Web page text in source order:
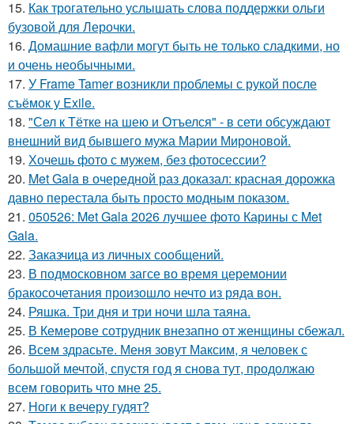
15. Как трогательно услышать слова поддержки ольги
бузовой для Лерочки.
16. Домашние вафли могут быть не только сладкими, но
и очень необычными.
17. У Frame Tamer возникли проблемы с рукой после
съёмок у Exile.
18. "Сел к Тётке на шею и Отъелся" - в сети обсуждают
внешний вид бывшего мужа Марии Мироновой.
19. Хочешь фото с мужем, без фотосессии?
20. Met Gala в очередной раз доказал: красная дорожка
давно перестала быть просто модным показом.
21. 050526: Met Gala 2026 лучшее фото Карины с Met
Gala.
22. Заказчица из личных сообщений.
23. В подмосковном загсе во время церемонии
бракосочетания произошло нечто из ряда вон.
24. Ряшка. Три дня и три ночи шла таяна.
25. В Кемерове сотрудник внезапно от женщины сбежал.
26. Всем здрасьте. Меня зовут Максим, я человек с
большой мечтой, спустя год я снова тут, продолжаю
всем говорить что мне 25.
27. Ноги к вечеру гудят?